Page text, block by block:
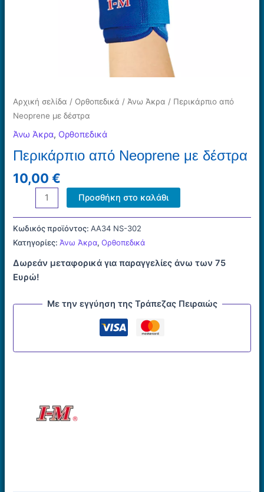
Αρχική σελίδα / Ορθοπεδικά / Άνω Άκρα / Περικάρπιο από
Neoprene με δέστρα
Άνω Άκρα, Ορθοπεδικά
Περικάρπιο από Neoprene με δέστρα
10,00€
Περικάρπιο
Neoprene
δέστρα
ποσότητα
Προσθήκη στο καλάθι
Κωδικός προϊόντος:ΑΑ34 NS-302
Κατηγορίες:Άνω Άκρα,Ορθοπεδικά
Δωρεάν μεταφορικά για παραγγελίες άνω των 75
Ευρώ!
Με την εγγύηση της Τράπεζας Πειραιώς